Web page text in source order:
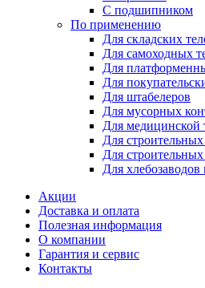
С подшипником
По применению
Для складских
Для самоходных
Для
Для
Для штабелеров
Для мусорных
Для медицинской
Для
Для строительных
Для хлебозаводов
Акции
Доставка и оплата
Полезная информация
О компании
Гарантия и сервис
Контакты